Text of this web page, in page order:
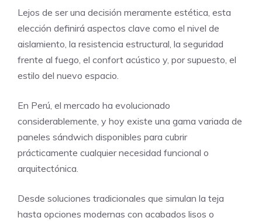
Lejos de ser una decisión meramente estética, esta
elección definirá aspectos clave como el nivel de
aislamiento, la resistencia estructural, la seguridad
frente al fuego, el confort acústico y, por supuesto, el
estilo del nuevo espacio.
En Perú, el mercado ha evolucionado
considerablemente, y hoy existe una gama variada de
paneles sándwich disponibles para cubrir
prácticamente cualquier necesidad funcional o
arquitectónica.
Desde soluciones tradicionales que simulan la teja
hasta opciones modernas con acabados lisos o